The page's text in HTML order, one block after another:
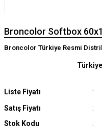
Broncolor Softbox
Broncolor Türkiye Resmi
Liste Fiyatı
Satış Fiyatı
Stok Kodu
Türkiye